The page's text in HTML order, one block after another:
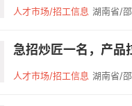
人才市场/招工信息 湖南省/
急招炒匠一名，产
人才市场/招工信息 湖南省/